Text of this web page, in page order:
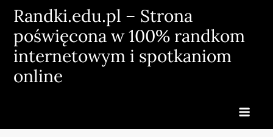
Skip
content
Randki.edu.pl – Strona
poświęcona w 100% randkom
internetowym i spotkaniom
online